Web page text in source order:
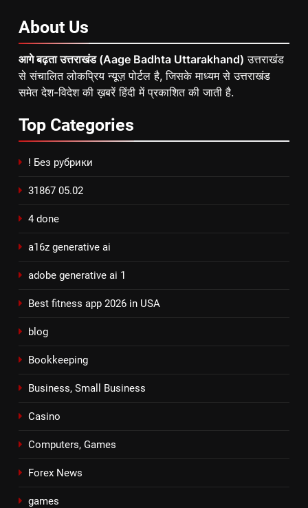
About Us
आगे बढ़ता उत्तराखंड (Aage Badhta Uttarakhand) उत्तराखंड
से संचालित लोकप्रिय न्यूज़ पोर्टल है, जिसके माध्यम से उत्तराखंड
समेत देश-विदेश की ख़बरें हिंदी में प्रकाशित की जाती है.
Top Categories
! Без рубрики
31867 05.02
4 done
a16z generative ai
adobe generative ai 1
Best fitness app 2026 in USA
blog
Bookkeeping
Business, Small Business
Casino
Computers, Games
Forex News
games